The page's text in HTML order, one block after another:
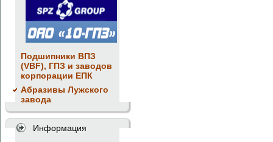
Подшипники ВПЗ
(VBF), ГПЗ и заводов
корпорации ЕПК
Абразивы Лужского
завода
Информация